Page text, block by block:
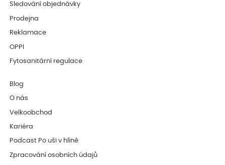
Sledování objednávky
Prodejna
Reklamace
OPPI
Fytosanitární regulace
Blog
O nás
Velkoobchod
Kariéra
Podcast Po uši v hlíně
Zpracování osobních údajů